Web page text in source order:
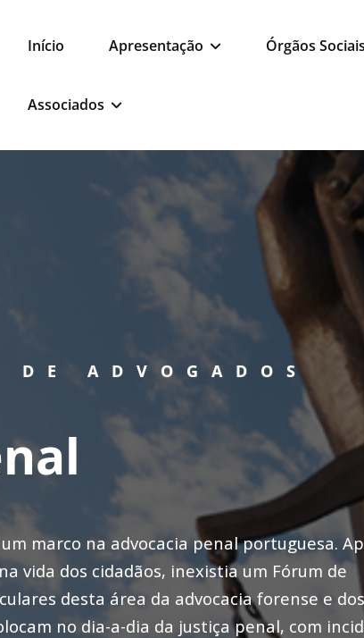
Início Apresentação Órgãos Sociais
Associados
DE ADVOGADOS
marco na advocacia penal portuguesa.
vida dos cidadãos, inexistia um Fórum de
desta área da advocacia forense e dos
no dia-a-dia da justiça penal, com